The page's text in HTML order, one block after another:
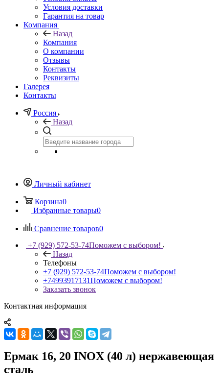
Условия доставки
Гарантия на товар
Компания
Назад
Компания
О компании
Отзывы
Контакты
Реквизиты
Галерея
Контакты
Россия
Назад
Личный кабинет
Корзина0
Избранные товары0
Сравнение товаров0
+7 (929) 572-53-74Поможем с выбором!
Назад
Телефоны
+7 (929) 572-53-74Поможем с выбором!
+74993917131Поможем с выбором!
Заказать звонок
Контактная информация
Ермак 16, 20 INOX (40 л) нержавеющая
сталь